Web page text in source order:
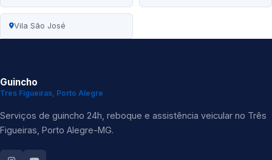
Vila São José
Guincho
Tres Figueiras, Porto Alegre
Serviços de guincho 24h, reboque e assistência veicular no Três
Figueiras, Porto Alegre-MG.